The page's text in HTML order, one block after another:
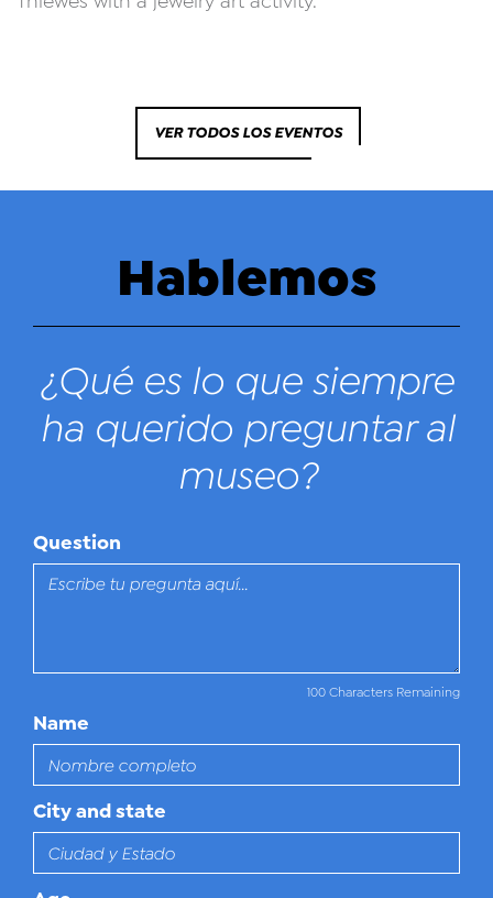
VER TODOS LOS EVENTOS
Hablemos
¿Qué es lo que siempre
ha querido preguntar al
museo?
Question
100 Characters Remaining
Name
City and state